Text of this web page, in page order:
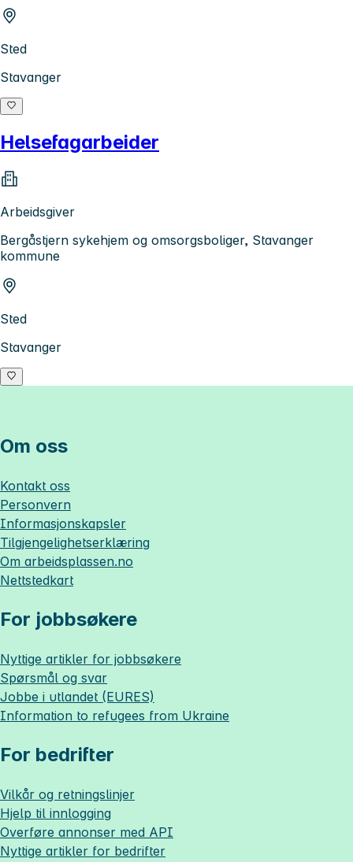
Sted
Stavanger
Helsefagarbeider
Arbeidsgiver
Bergåstjern sykehjem og omsorgsboliger, Stavanger
kommune
Sted
Stavanger
Om oss
Kontakt oss
Personvern
Informasjonskapsler
Tilgjengelighetserklæring
Om arbeidsplassen.no
Nettstedkart
For jobbsøkere
Nyttige artikler for jobbsøkere
Spørsmål og svar
Jobbe i utlandet (EURES)
Information to refugees from Ukraine
For bedrifter
Vilkår og retningslinjer
Hjelp til innlogging
Overføre annonser med API
Nyttige artikler for bedrifter